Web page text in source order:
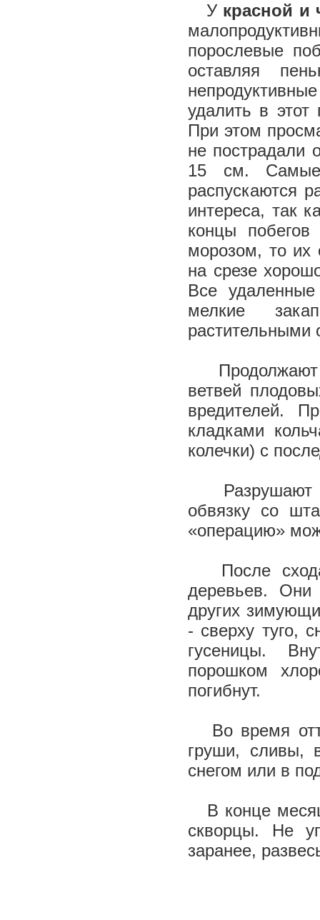
У красной и
порослевые
оставляя
удалить в
При этом
не пострадали
15 см. Самые
распускаются
интереса, так
концы
морозом, то их
на срезе
Все
мелкие
растительными
Продолжают
ветвей
вредителей.
кладками
колечки)
Разрушают
обвязку со
«операцию»
После
деревьев. Они
других
- сверху туго,
гусеницы.
порошком
погибнут.
Во время
груши, сливы,
снегом или в
В конце
скворцы. Не
заранее,